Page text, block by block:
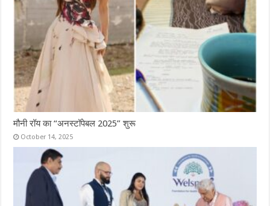
मौनी रॉय का “अनस्टॉपेबल 2025” शुरू
October 14, 2025